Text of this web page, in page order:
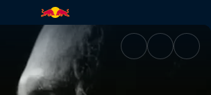
| Red Bull TV